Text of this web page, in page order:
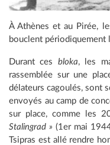
À Athènes et au Pirée,
bouclent périodiquement
Durant ces bloka, les
rassemblée sur une
délateurs cagoulés, sont
envoyés au camp de
sur place, comme les
Stalingrad » (1er mai
Tsipras est allé rendre